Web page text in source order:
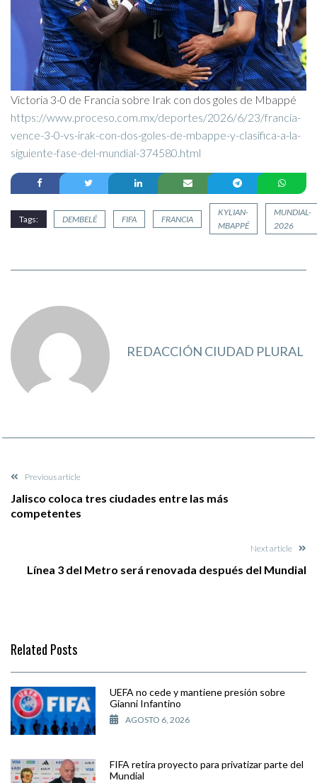
Victoria 3-0 de Francia sobre Irak con dos goles de Mbappé
https://www.proceso.com.mx/deportes/2026/6/23/francia-
vence-3-0-vs-irak-con-dos-goles-de-mbappe-y-clasifica-a-la-
siguiente-fase-del-mundial-374580.html
Tags: DEMBELÉ FIFA FRANCIA
KYLIAN-
MBAPPÉ
MUNDIAL-
2026
REDACCIÓN CIUDAD PLURAL
Previous article
Jalisco coloca tres ciudades entre las más
competentes
Next article
Línea 3 del Metro será renovada después del Mundial
Related Posts
UEFA no cede y mantiene presión sobre
Gianni Infantino
AGOSTO 6, 2026
FIFA retira proyecto para privatizar parte del
Mundial